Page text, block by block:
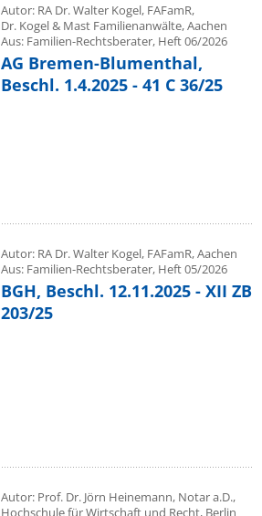
Autor: RA Dr. Walter Kogel, FAFamR,
Dr. Kogel & Mast Familienanwälte, Aachen
Aus: Familien-Rechtsberater, Heft 06/2026
AG Bremen-Blumenthal,
Beschl. 1.4.2025 - 41 C 36/25
Autor: RA Dr. Walter Kogel, FAFamR, Aachen
Aus: Familien-Rechtsberater, Heft 05/2026
BGH, Beschl. 12.11.2025 - XII ZB
203/25
Autor: Prof. Dr. Jörn Heinemann, Notar a.D.,
Hochschule für Wirtschaft und Recht, Berlin